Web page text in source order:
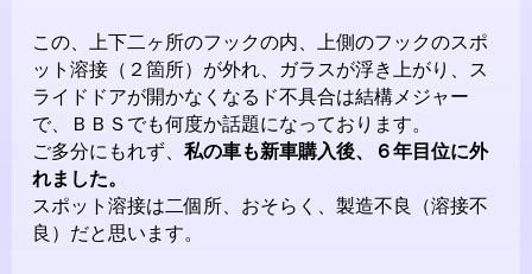
この、上下二ヶ所のフックの内、上側のフックのスポ
ット溶接（２箇所）が外れ、ガラスが浮き上がり、ス
ライドドアが開かなくなるド不具合は結構メジャー
で、ＢＢＳでも何度か話題になっております。
ご多分にもれず、私の車も新車購入後、６年目位に外
れました。
スポット溶接は二個所、おそらく、製造不良（溶接不
良）だと思います。